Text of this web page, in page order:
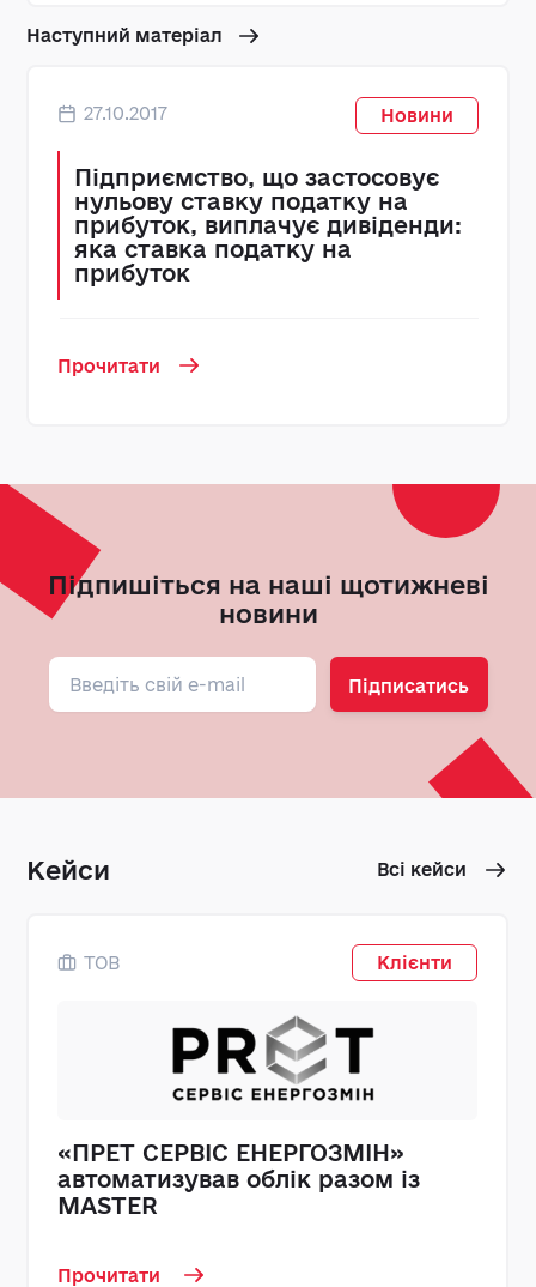
Наступний матеріал
27.10.2017 Новини
Підприємство, що застосовує
нульову ставку податку на
прибуток, виплачує дивіденди:
яка ставка податку на
прибуток
Прочитати
Підпишіться на наші щотижневі
новини
Підписатись
Кейси Всі кейси
ТОВ Клієнти
«ПРЕТ СЕРВІС ЕНЕРГОЗМІН»
автоматизував облік разом із
MASTER
Прочитати